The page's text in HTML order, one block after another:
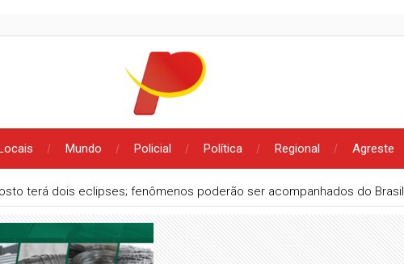
Mundo Policial Política Regional Agreste
terá dois eclipses; fenômenos poderão ser acompanhados do Brasil